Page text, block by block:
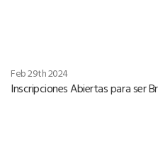
Feb 29th 2024
Inscripciones Abiertas para ser